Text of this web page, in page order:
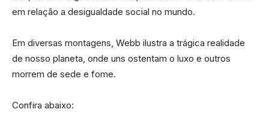
em relação a desigualdade social no mundo.
Em diversas montagens, Webb ilustra a trágica realidade
de nosso planeta, onde uns ostentam o luxo e outros
morrem de sede e fome.
Confira abaixo: